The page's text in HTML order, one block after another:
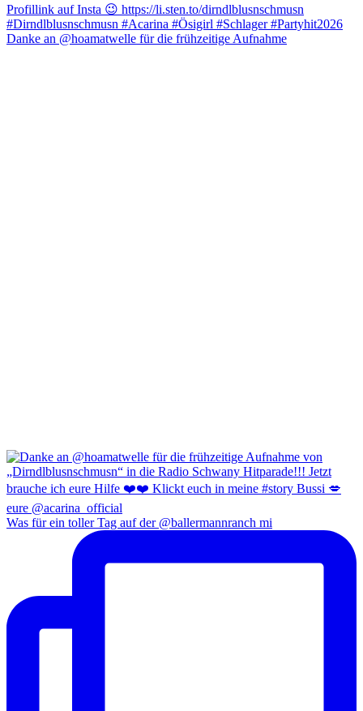
Danke an @hoamatwelle für die frühzeitige Aufnahme
Was für ein toller Tag auf der @ballermannranch mi